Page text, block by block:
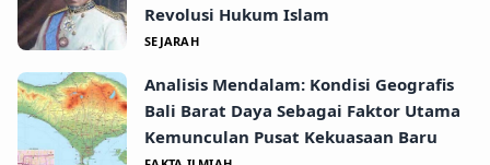
Revolusi Hukum Islam
SEJARAH
Analisis Mendalam: Kondisi Geografis
Bali Barat Daya Sebagai Faktor Utama
Kemunculan Pusat Kekuasaan Baru